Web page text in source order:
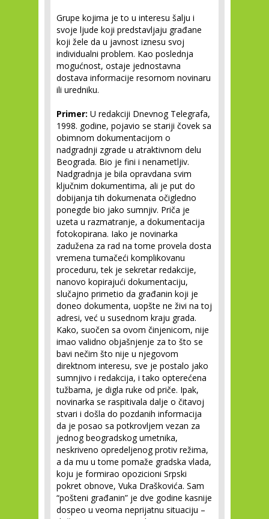
Grupe kojima je to u interesu šalju i
svoje ljude koji predstavljaju građane
koji žele da u javnost iznesu svoj
individualni problem. Kao poslednja
mogućnost, ostaje jednostavna
dostava informacije resornom novinaru
ili uredniku.
Primer: U redakciji Dnevnog Telegrafa,
1998. godine, pojavio se stariji čovek sa
obimnom dokumentacijom o
nadgradnji zgrade u atraktivnom delu
Beograda. Bio je fini i nenametljiv.
Nadgradnja je bila opravdana svim
ključnim dokumentima, ali je put do
dobijanja tih dokumenata očigledno
ponegde bio jako sumnjiv. Priča je
uzeta u razmatranje, a dokumentacija
fotokopirana. Iako je novinarka
zadužena za rad na tome provela dosta
vremena tumačeći komplikovanu
proceduru, tek je sekretar redakcije,
nanovo kopirajući dokumentaciju,
slučajno primetio da građanin koji je
doneo dokumenta, uopšte ne živi na toj
adresi, već u susednom kraju grada.
Kako, suočen sa ovom činjenicom, nije
imao validno objašnjenje za to što se
bavi nečim što nije u njegovom
direktnom interesu, sve je postalo jako
sumnjivo i redakcija, i tako opterećena
tužbama, je digla ruke od priče. Ipak,
novinarka se raspitivala dalje o čitavoj
stvari i došla do pozdanih informacija
da je posao sa potkrovljem vezan za
jednog beogradskog umetnika,
neskriveno opredeljenog protiv režima,
a da mu u tome pomaže gradska vlada,
koju je formirao opozicioni Srpski
pokret obnove, Vuka Draškovića. Sam
“pošteni građanin” je dve godine kasnije
dospeo u veoma neprijatnu situaciju –